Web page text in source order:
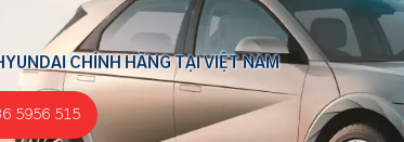
CHÍNH HÃNG TẠI VIỆT NAM
5956 515